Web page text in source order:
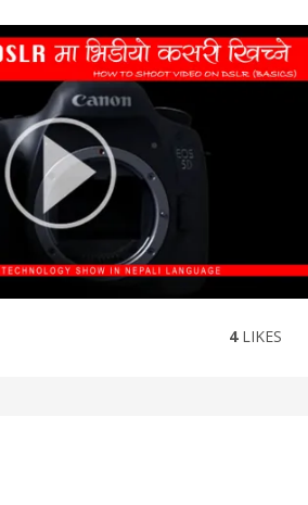
4LIKES